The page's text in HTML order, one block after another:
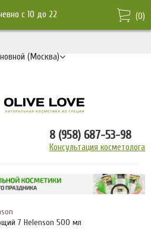
c 10 до 22 (0)
(Москва)
8 (958) 687-53-98
Консультация косметолога
7 Helenson 500 мл